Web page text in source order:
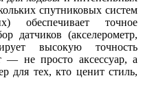
спутниковых систем
точное
датчиков (акселерометр,
высокую точность
— не просто аксессуар, а
для тех, кто ценит стиль,